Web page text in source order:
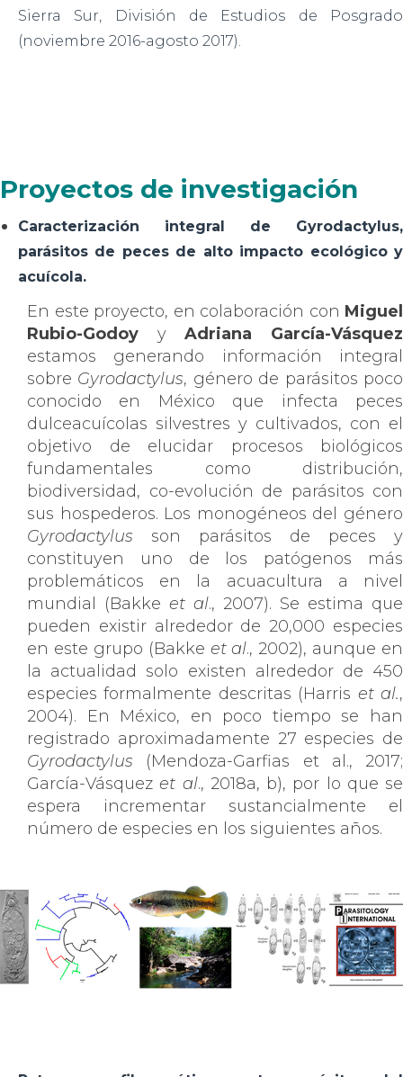
Sierra Sur, División de Estudios de Posgrado
(noviembre 2016-agosto 2017).
Proyectos de investigación
Caracterización integral de Gyrodactylus,
parásitos de peces de alto impacto ecológico y
acuícola.
En este proyecto, en colaboración con Miguel
Rubio-Godoy yAdriana García-Vásquez
estamos generando información integral
sobre Gyrodactylus, género de parásitos poco
conocido en México que infecta peces
dulceacuícolas silvestres y cultivados, con el
objetivo de elucidar procesos biológicos
fundamentales como distribución,
biodiversidad, co-evolución de parásitos con
sus hospederos. Los monogéneos del género
Gyrodactylus son parásitos de peces y
constituyen uno de los patógenos más
problemáticos en la acuacultura a nivel
mundial (Bakke et al., 2007). Se estima que
pueden existir alrededor de 20,000 especies
en este grupo (Bakke et al., 2002), aunque en
la actualidad solo existen alrededor de 450
especies formalmente descritas (Harris et al.,
2004). En México, en poco tiempo se han
registrado aproximadamente 27 especies de
Gyrodactylus (Mendoza-Garfias et al., 2017;
García-Vásquezet al., 2018a, b), por lo que se
espera incrementar sustancialmente el
número de especies en los siguientes años.